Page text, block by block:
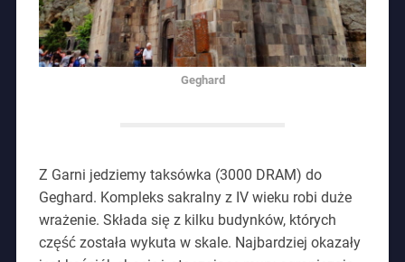
Geghard
Z Garni jedziemy taksówka (3000 DRAM) do
Geghard. Kompleks sakralny z IV wieku robi duże
wrażenie. Składa się z kilku budynków, których
część została wykuta w skale. Najbardziej okazały